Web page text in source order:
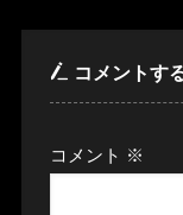
コメントす
コメント ※